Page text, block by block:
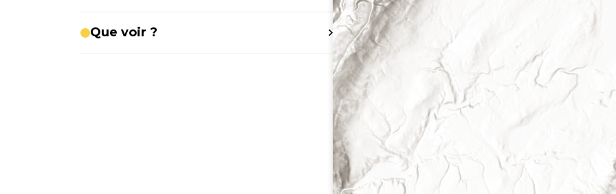
Que voir ?